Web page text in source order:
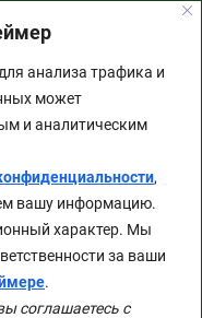
анализа трафика и
может
и аналитическим
,
вашу информацию.
характер. Мы
за ваши
.
соглашаетесь с
Часть данных
(рекламным и
с
вашу
и не несём
Полный текст